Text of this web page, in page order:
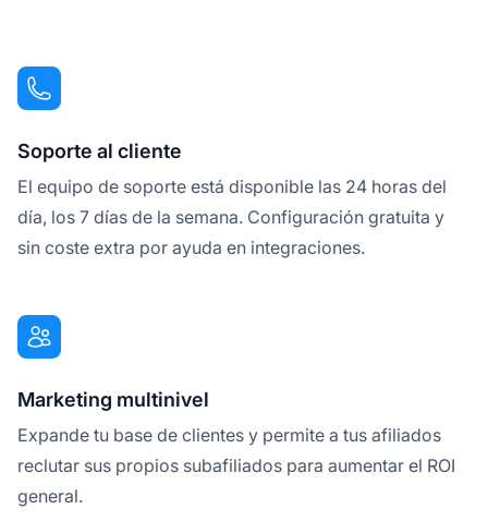
Soporte al cliente
El equipo de soporte está disponible las 24 horas del
día, los 7 días de la semana. Configuración gratuita y
sin coste extra por ayuda en integraciones.
Marketing multinivel
Expande tu base de clientes y permite a tus afiliados
reclutar sus propios subafiliados para aumentar el ROI
general.